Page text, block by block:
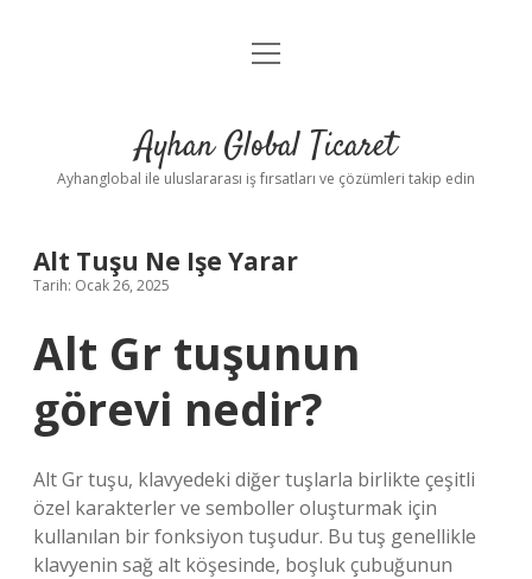
Anasayfa
Yasal Uyarı
menüyü
Ayhan Global Ticaret
Ayhanglobal ile uluslararası iş fırsatları ve çözümleri takip edin
Alt Tuşu Ne Işe Yarar
Tarih: Ocak 26, 2025
Alt Gr tuşunun
görevi nedir?
Alt Gr tuşu, klavyedeki diğer tuşlarla birlikte çeşitli
özel karakterler ve semboller oluşturmak için
kullanılan bir fonksiyon tuşudur. Bu tuş genellikle
klavyenin sağ alt köşesinde, boşluk çubuğunun